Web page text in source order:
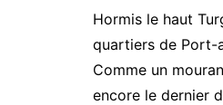
Hormis le haut
quartiers de Port-
Comme un
encore le dernier